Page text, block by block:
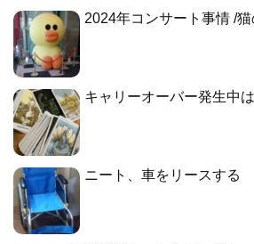
2024年コンサート事情 /
キャリーオーバー発生中
ニート、車をリースする